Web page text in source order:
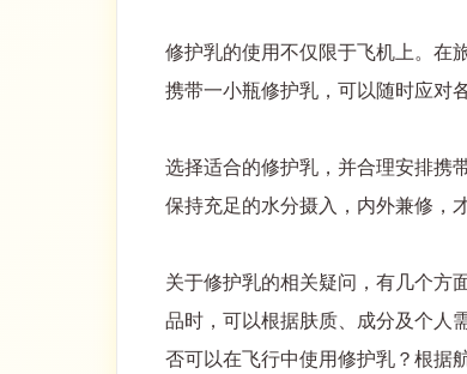
修护乳的使用不仅限于飞机上。在
携带一小瓶修护乳，可以随时应对
选择适合的修护乳，并合理安排携
保持充足的水分摄入，内外兼修，
关于修护乳的相关疑问，有几个方
品时，可以根据肤质、成分及个人
否可以在飞行中使用修护乳？根据